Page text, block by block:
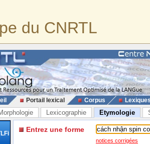
du CNRTL
Portail lexical Corpus
Lexicographie Etymologie
Entrez une forme
notices corrigées